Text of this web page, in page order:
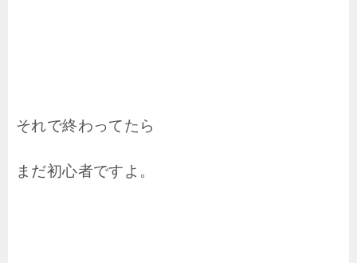
それで終わってたら
まだ初心者ですよ。